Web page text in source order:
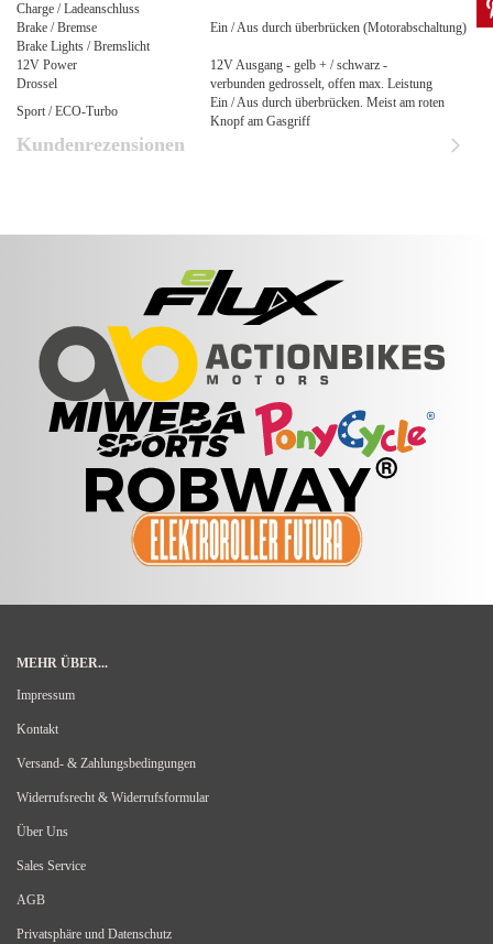
Charge / Ladeanschluss
Brake / Bremse
Ein / Aus durch überbrücken (Motorabschaltung)
Brake Lights / Bremslicht
12V Power
12V Ausgang - gelb + / schwarz -
Drossel
verbunden gedrosselt, offen max. Leistung
Sport / ECO-Turbo
Ein / Aus durch überbrücken. Meist am roten
Knopf am Gasgriff
Kundenrezensionen
MEHR ÜBER...
Impressum
Kontakt
Versand- & Zahlungsbedingungen
Widerrufsrecht & Widerrufsformular
Über Uns
Sales Service
AGB
Privatsphäre und Datenschutz